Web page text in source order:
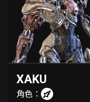
XAKU
角色：